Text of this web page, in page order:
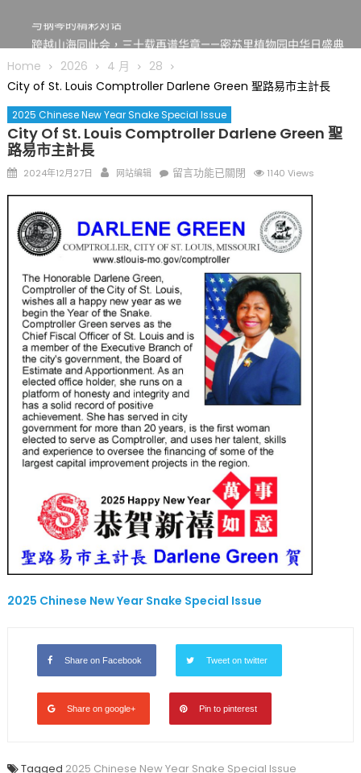
跨越山海同此会，三十载再谱华章——密苏里植物园中华日盛典
圆满举行
圣路易龙舟俱乐部5月16日龙舟体验日 邀请各界亲身体验划行乐
三十二载跨越时空的相逢
执掌密苏里植物园近四十年 致力推动全球植物多样性研究与中美
合作 Peter Raven 博士逝世 享年89岁
一晃三十年，初夏又相逢。中华日，等你来赴约 —— 密苏里植物
园“中华日三十周年特别报道（五）
筝声与琴韵交汇：刘励(Li Statler)与钢琴家Darek演绎一场古筝
与钢琴的精彩对话
Home 2026 4 月
28
City of St. Louis Comptroller Darlene Green 聖路易市主計長
2025 Chinese New Year Snake Special Issue
City Of St. Louis Comptroller Darlene Green 聖
路易市主計長
Posted
2024年12月27日 Author
网站编辑
在
St.
Louis
Comptroller
Darlene
Green
聖
路
易
市
主
計
長〉
中
留言功能已關閉 1140 Views
2025 Chinese New Year Snake Special Issue
Share on Facebook Tweet on twitter
Share on google+ Pin to pinterest
Tagged 2025 Chinese New Year Snake Special Issue